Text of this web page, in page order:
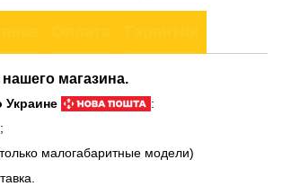
магазина.
Украине
:
малогабаритные модели)